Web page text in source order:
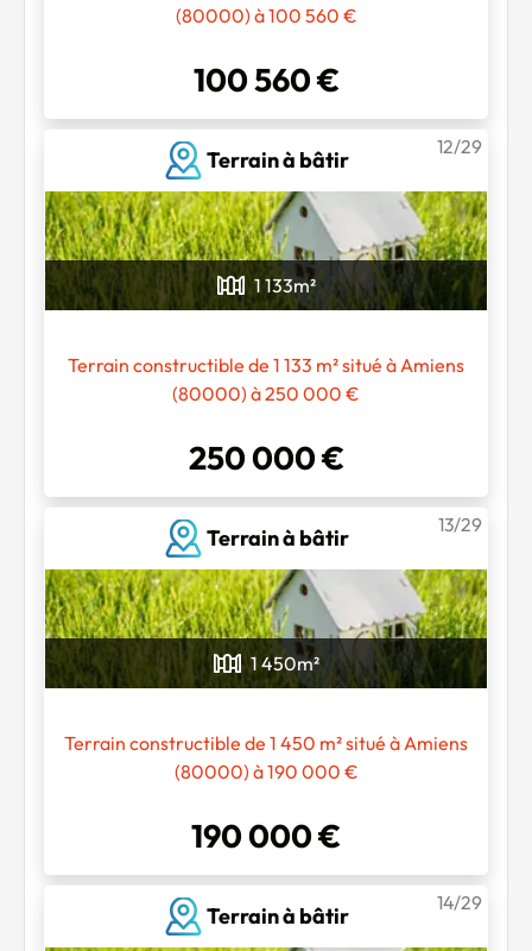
(80000) à 100 560 €
100 560 €
Terrain à bâtir
12/29
1 133m²
Terrain constructible de 1 133 m² situé à Amiens
(80000) à 250 000 €
250 000 €
Terrain à bâtir
13/29
1 450m²
Terrain constructible de 1 450 m² situé à Amiens
(80000) à 190 000 €
190 000 €
Terrain à bâtir
14/29